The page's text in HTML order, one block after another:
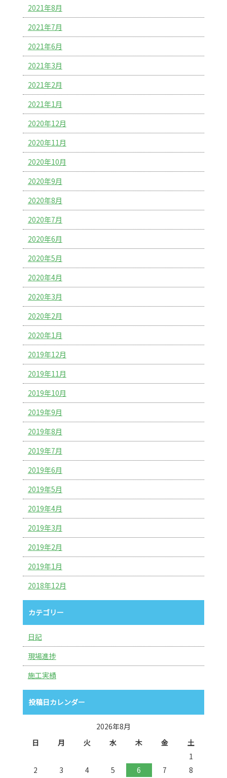
2021年8月
2021年7月
2021年6月
2021年3月
2021年2月
2021年1月
2020年12月
2020年11月
2020年10月
2020年9月
2020年8月
2020年7月
2020年6月
2020年5月
2020年4月
2020年3月
2020年2月
2020年1月
2019年12月
2019年11月
2019年10月
2019年9月
2019年8月
2019年7月
2019年6月
2019年5月
2019年4月
2019年3月
2019年2月
2019年1月
2018年12月
カテゴリー
日記
現場進捗
施工実績
投稿日カレンダー
2026年8月
日
月 火 水 木 金
土
1
2
3 4 5 6 7 8